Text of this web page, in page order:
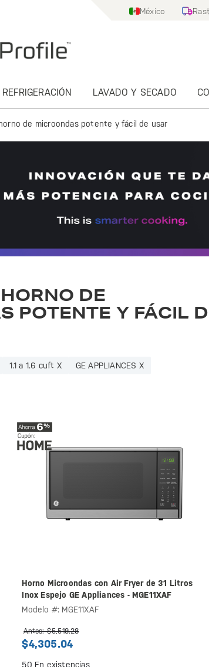
México
REFRIGERACIÓN LAVADO Y SECADO
de microondas potente y fácil de usar
DE
POTENTE Y FÁCIL
1.1 a 1.6 cuft X GE APPLIANCES X
Horno Microondas con Air Fryer de 31 Litros
Inox Espejo GE Appliances - MGE11XAF
Modelo #: MGE11XAF
Antes: $5,519.28
$4,305.04
50 En existencias